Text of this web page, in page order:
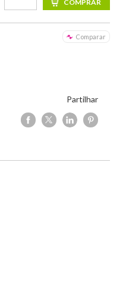
Comparar
Partilhar